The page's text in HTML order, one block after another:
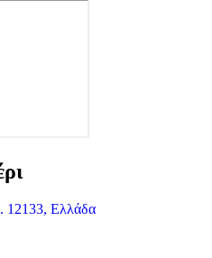
12133, Ελλάδα